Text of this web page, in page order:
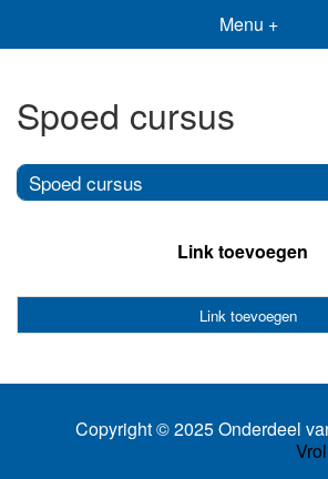
Menu +
Spoed cursus
Spoed cursus
Link toevoegen
Link toevoegen
Copyright © 2025 Onderdeel